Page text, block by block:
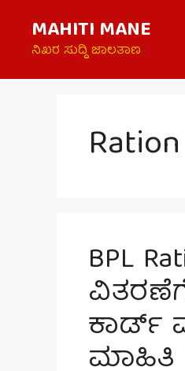
content
MAHITI MANE
ನಿಖರ ಸುದ್ದಿ ಜಾಲತಾಣ
BPL
ಕಾರ್ಡ್
ಮಾಹಿತಿ